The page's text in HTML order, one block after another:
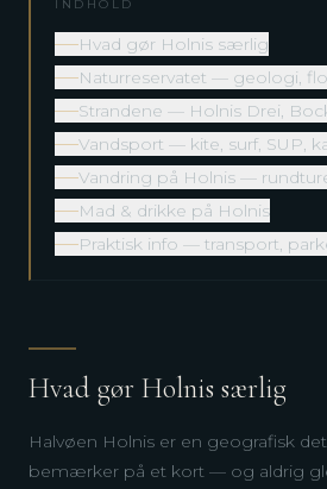
INDHOLD
Hvad gør Holnis særlig
Naturreservatet — geologi,
Strandene — Holnis Drei,
Vandsport — kite, surf, SUP,
Vandring på Holnis —
Mad & drikke på Holnis
Praktisk info — transport,
Hvad gør Holnis særlig
Halvøen Holnis er en geografisk
bemærker på et kort — og aldrig